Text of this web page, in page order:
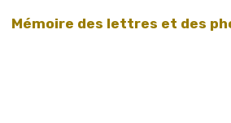
Mémoire des lettres et des